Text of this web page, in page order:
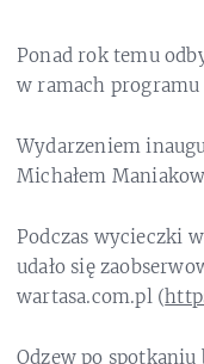
Ponad rok temu
w ramach programu
Wydarzeniem
Michałem
Podczas wycieczki
udało się
wartasa.com.pl (
Odzew po